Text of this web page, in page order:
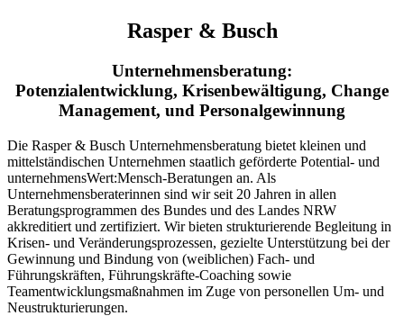
Rasper & Busch
Unternehmensberatung:
Potenzialentwicklung, Krisenbewältigung, Change
Management, und Personalgewinnung
Die Rasper & Busch Unternehmensberatung bietet kleinen und
mittelständischen Unternehmen staatlich geförderte Potential- und
unternehmensWert:Mensch-Beratungen an. Als
Unternehmensberaterinnen sind wir seit 20 Jahren in allen
Beratungsprogrammen des Bundes und des Landes NRW
akkreditiert und zertifiziert. Wir bieten strukturierende Begleitung in
Krisen- und Veränderungsprozessen, gezielte Unterstützung bei der
Gewinnung und Bindung von (weiblichen) Fach- und
Führungskräften, Führungskräfte-Coaching sowie
Teamentwicklungsmaßnahmen im Zuge von personellen Um- und
Neustrukturierungen.